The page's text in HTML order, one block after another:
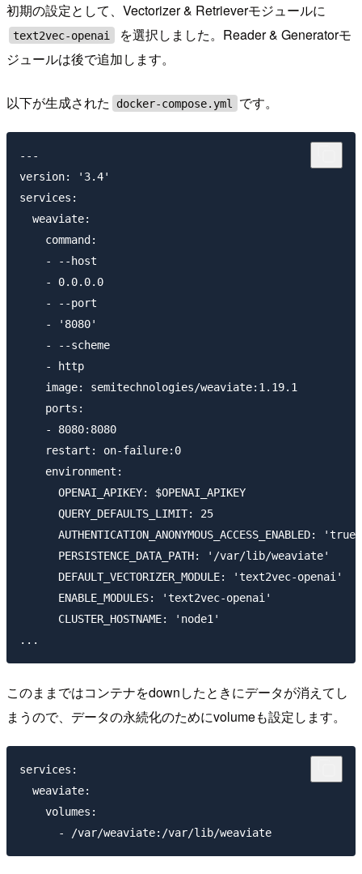
初期の設定として、Vectorizer & Retrieverモジュールに
text2vec-openai
を選択しました。Reader & Generatorモ
ジュールは後で追加します。
以下が生成された docker-compose.yml です。
---
version: '3.4'
services:
  weaviate:
    command:
    - --host
    - 0.0.0.0
    - --port
    - '8080'
    - --scheme
    - http
    image: semitechnologies/weaviate:1.19.1
    ports:
    - 8080:8080
    restart: on-failure:0
    environment:
      OPENAI_APIKEY: $OPENAI_APIKEY
      QUERY_DEFAULTS_LIMIT: 25
      AUTHENTICATION_ANONYMOUS_ACCESS_ENABLED: 'true'
      PERSISTENCE_DATA_PATH: '/var/lib/weaviate'
      DEFAULT_VECTORIZER_MODULE: 'text2vec-openai'
      ENABLE_MODULES: 'text2vec-openai'
      CLUSTER_HOSTNAME: 'node1'
このままではコンテナをdownしたときにデータが消えてし
まうので、データの永続化のためにvolumeも設定します。
services:
  weaviate:
    volumes: